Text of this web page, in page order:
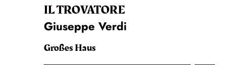
IL TROVA­TORE
Giuseppe Verdi
Großes Haus